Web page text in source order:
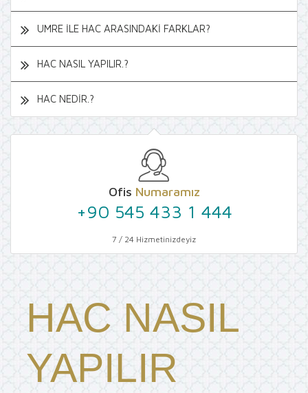
UMRE İLE HAC ARASINDAKİ FARKLAR?
HAC NASIL YAPILIR.?
HAC NEDİR.?
Ofis Numaramız
+90 545 433 1 444
7 / 24 Hizmetinizdeyiz
HAC NASIL
YAPILIR